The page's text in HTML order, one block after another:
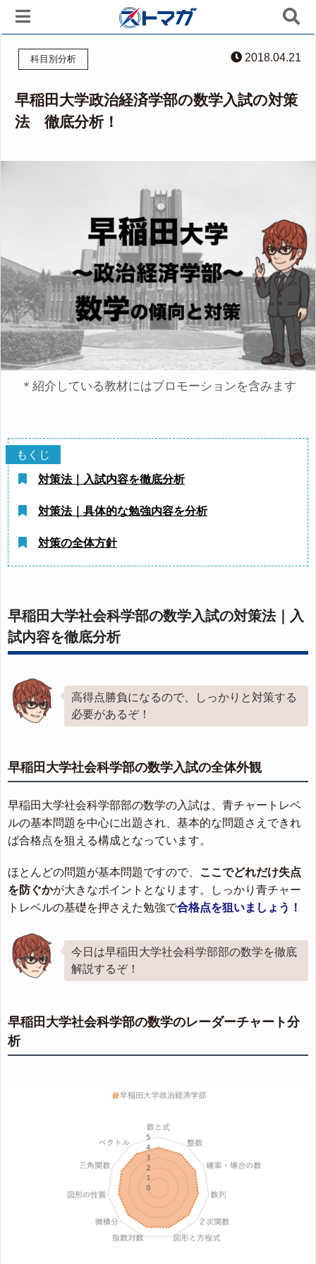
科目別分析 2018.04.21
早稲田大学政治経済学部の数学入試の対策
法 徹底分析！
＊紹介している教材にはプロモーションを含みます
対策法｜入試内容を徹底分析
対策法｜具体的な勉強内容を分析
対策の全体方針
早稲田大学社会科学部の数学入試の対策法｜入
試内容を徹底分析
高得点勝負になるので、しっかりと対策する
必要があるぞ！
早稲田大学社会科学部の数学入試の全体外観
早稲田大学社会科学部部の数学の入試は、青チャートレベ
ルの基本問題を中心に出題され、基本的な問題さえできれ
ば合格点を狙える構成となっています。
ほとんどの問題が基本問題ですので、
ここでどれだけ失点
を防ぐかが大きなポイントとなります。しっかり青チャー
トレベルの基礎を押さえた勉強で合格点を狙いましょう！
今日は早稲田大学社会科学部部の数学を徹底
解説するぞ！
早稲田大学社会科学部の数学のレーダーチャート分
析